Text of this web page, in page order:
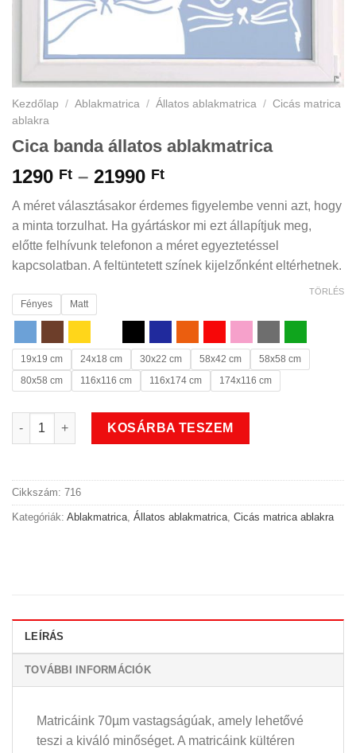
Kezdőlap / Ablakmatrica / Állatos ablakmatrica / Cicás matrica
ablakra
Cica banda állatos ablakmatrica
1290 Ft – 21990 FtÁrtartomány:
-
21990 Ft
A méret választásakor érdemes figyelembe venni azt, hogy
a minta torzulhat. Ha gyártáskor mi ezt állapítjuk meg,
előtte felhívunk telefonon a méret egyeztetéssel
kapcsolatban. A feltüntetett színek kijelzőnként eltérhetnek.
Fényes Matt
19x19 cm 24x18 cm 30x22 cm 58x42 cm
58x58 cm
80x58 cm
116x116 cm 116x174 cm 174x116 cm
TÖRLÉS
Cica banda állatos ablakmatrica mennyiség
KOSÁRBA TESZEM
Cikkszám: 716
Kategóriák: Ablakmatrica Állatos ablakmatrica Cicás matrica ablakra
LEÍRÁS
TOVÁBBI INFORMÁCIÓK
Matricáink 70µm vastagságúak, amely lehetővé
teszi a kiváló minőséget. A matricáink kültéren